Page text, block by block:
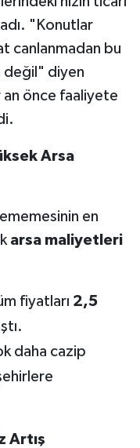
"Konutlar
canlanmadan bu
değil" diyen
an önce faaliyete
Arsa
en
arsa maliyetleri
fiyatları 2,5
daha cazip
Artış